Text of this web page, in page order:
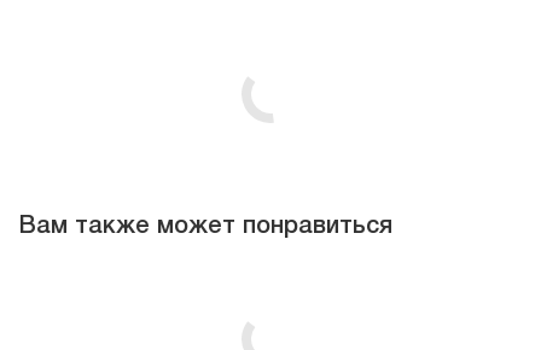
Вам также может понравиться